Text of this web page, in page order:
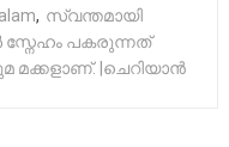
, സ്വന്തമായി
സ്നേഹം പകരുന്നത്
|ചെറിയാൻ